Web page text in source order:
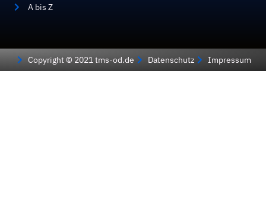
A bis Z
Copyright © 2021 tms-od.de Datenschutz Impressum